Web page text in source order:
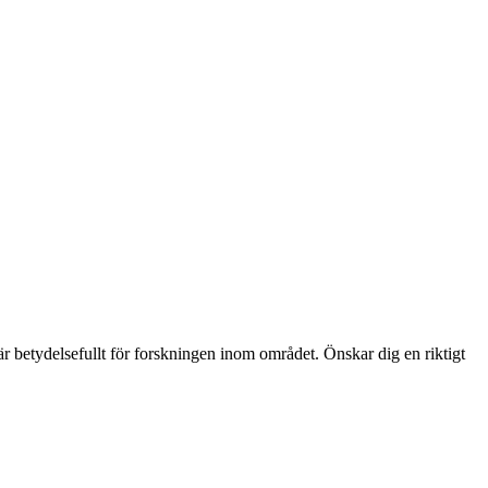
betydelsefullt för forskningen inom området. Önskar dig en riktigt